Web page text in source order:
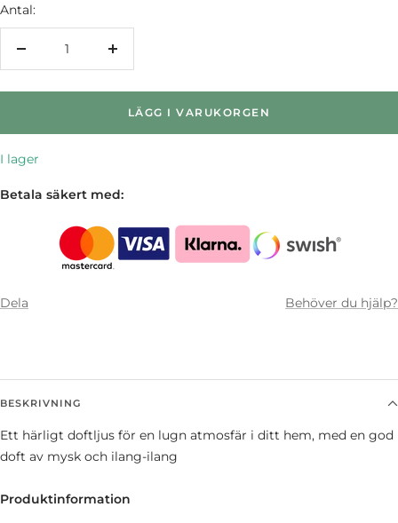
Antal:
Öka
LÄGG I VARUKORGEN
I lager
Betala säkert med:
Dela Behöver du hjälp?
BESKRIVNING
Ett härligt doftljus för en lugn atmosfär i ditt hem, med en god
doft av mysk och ilang-ilang
Produktinformation